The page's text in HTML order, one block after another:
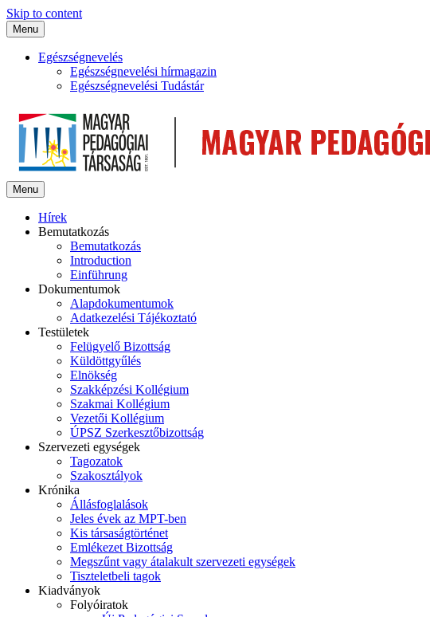
Skip to content
Menu
Egészségnevelés
Egészségnevelési hírmagazin
Egészségnevelési Tudástár
Menu
Hírek
Bemutatkozás
Bemutatkozás
Introduction
Einführung
Dokumentumok
Alapdokumentumok
Adatkezelési Tájékoztató
Testületek
Felügyelő Bizottság
Küldöttgyűlés
Elnökség
Szakképzési Kollégium
Szakmai Kollégium
Vezetői Kollégium
ÚPSZ Szerkesztőbizottság
Szervezeti egységek
Tagozatok
Szakosztályok
Krónika
Állásfoglalások
Jeles évek az MPT-ben
Kis társaságtörténet
Emlékezet Bizottság
Megszűnt vagy átalakult szervezeti egységek
Tiszteletbeli tagok
Kiadványok
Folyóiratok